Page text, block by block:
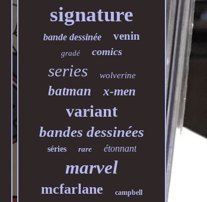
signature
bande dessinée venin
gradé comics
series wolverine
batman x-men
variant
bandes dessinées
séries rare étonnant
marvel
mcfarlane campbell